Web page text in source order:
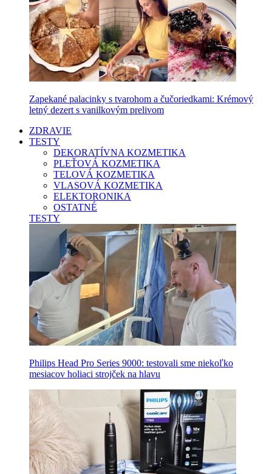
Zapekané palacinky s tvarohom a čučoriedkami: Krémový
letný dezert s vanilkovým prelivom
ZDRAVIE
TESTY
DEKORATÍVNA KOZMETIKA
PLEŤOVÁ KOZMETIKA
TELOVÁ KOZMETIKA
VLASOVÁ KOZMETIKA
ELEKTORONIKA
OSTATNÉ
TESTY
Philips Head Pro Series 9000: testovali sme niekoľko
mesiacov holiaci strojček na hlavu